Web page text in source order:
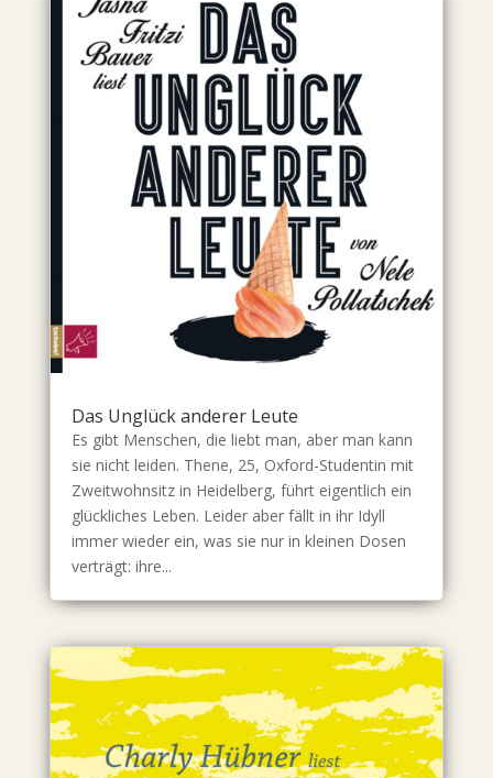
Das Unglück anderer Leute
Es gibt Menschen, die liebt man, aber man kann
sie nicht leiden. Thene, 25, Oxford-Studentin mit
Zweitwohnsitz in Heidelberg, führt eigentlich ein
glückliches Leben. Leider aber fällt in ihr Idyll
immer wieder ein, was sie nur in kleinen Dosen
verträgt: ihre...